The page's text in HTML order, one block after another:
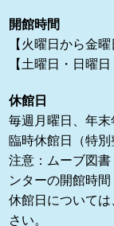
開館時間
【火曜日から金
【土曜日・日曜
休館日
毎週月曜日、年末
臨時休館日（特別
注意：ムーブ図
ンターの開館時間
休館日について
さい。